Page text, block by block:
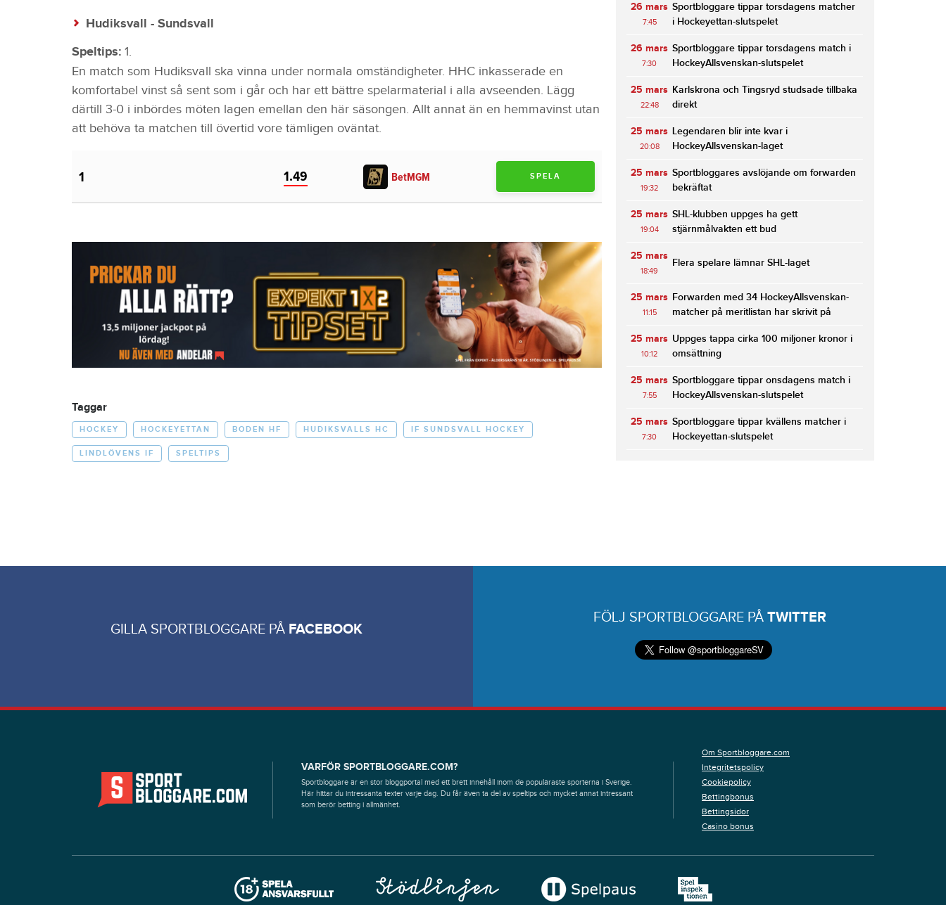
Hudiksvall - Sundsvall
Speltips: 1.
En match som Hudiksvall ska vinna under normala omständigheter. HHC inkasserade en
komfortabel vinst så sent som i går och har ett bättre spelarmaterial i alla avseenden. Lägg
därtill 3-0 i inbördes möten lagen emellan den här säsongen. Allt annat än en hemmavinst utan
att behöva ta matchen till övertid vore tämligen oväntat.
1 1.49 BetMGM SPELA
Taggar
HOCKEY HOCKEYETTAN BODEN HF HUDIKSVALLS HC IF SUNDSVALL HOCKEY
LINDLÖVENS IF SPELTIPS
26 mars
7:45
Sportbloggare tippar torsdagens matcher
i Hockeyettan-slutspelet
26 mars
7:30
Sportbloggare tippar torsdagens match i
HockeyAllsvenskan-slutspelet
25 mars
22:48
Karlskrona och Tingsryd studsade tillbaka
direkt
25 mars
20:08
Legendaren blir inte kvar i
HockeyAllsvenskan-laget
25 mars
19:32
Sportbloggares avslöjande om forwarden
bekräftat
25 mars
19:04
SHL-klubben uppges ha gett
stjärnmålvakten ett bud
25 mars
18:49
Flera spelare lämnar SHL-laget
25 mars
11:15
Forwarden med 34 HockeyAllsvenskan-
matcher på meritlistan har skrivit på
25 mars
10:12
Uppges tappa cirka 100 miljoner kronor i
omsättning
25 mars
7:55
Sportbloggare tippar onsdagens match i
HockeyAllsvenskan-slutspelet
25 mars
7:30
Sportbloggare tippar kvällens matcher i
Hockeyettan-slutspelet
GILLA SPORTBLOGGARE PÅ FACEBOOK
FÖLJ SPORTBLOGGARE PÅ TWITTER
VARFÖR SPORTBLOGGARE.COM?
Sportbloggare är en stor bloggportal med ett brett innehåll inom de populäraste sporterna i Sverige.
Här hittar du intressanta texter varje dag. Du får även ta del av speltips och mycket annat intressant
som berör betting i allmänhet.
Om Sportbloggare.com
Integritetspolicy
Cookiepolicy
Bettingbonus
Bettingsidor
Casino bonus